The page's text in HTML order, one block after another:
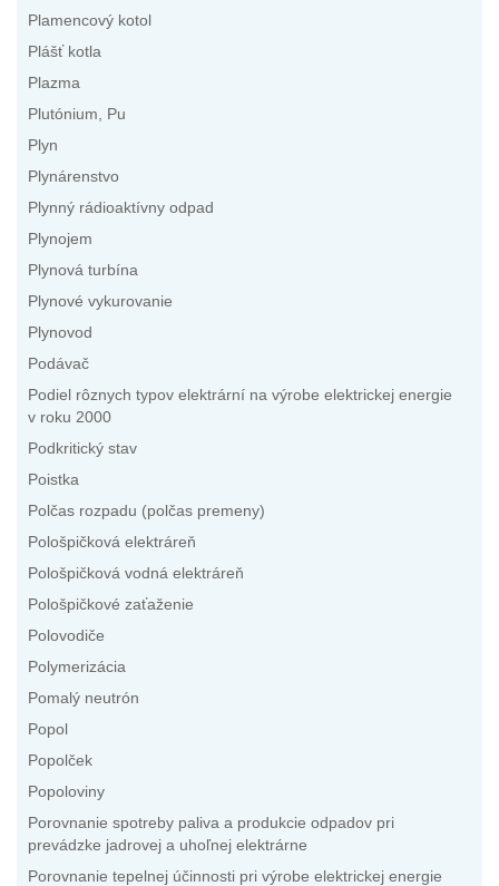
Plamencový kotol
Plášť kotla
Plazma
Plutónium, Pu
Plyn
Plynárenstvo
Plynný rádioaktívny odpad
Plynojem
Plynová turbína
Plynové vykurovanie
Plynovod
Podávač
Podiel rôznych typov elektrární na výrobe elektrickej energie
v roku 2000
Podkritický stav
Poistka
Polčas rozpadu (polčas premeny)
Pološpičková elektráreň
Pološpičková vodná elektráreň
Pološpičkové zaťaženie
Polovodiče
Polymerizácia
Pomalý neutrón
Popol
Popolček
Popoloviny
Porovnanie spotreby paliva a produkcie odpadov pri
prevádzke jadrovej a uhoľnej elektrárne
Porovnanie tepelnej účinnosti pri výrobe elektrickej energie